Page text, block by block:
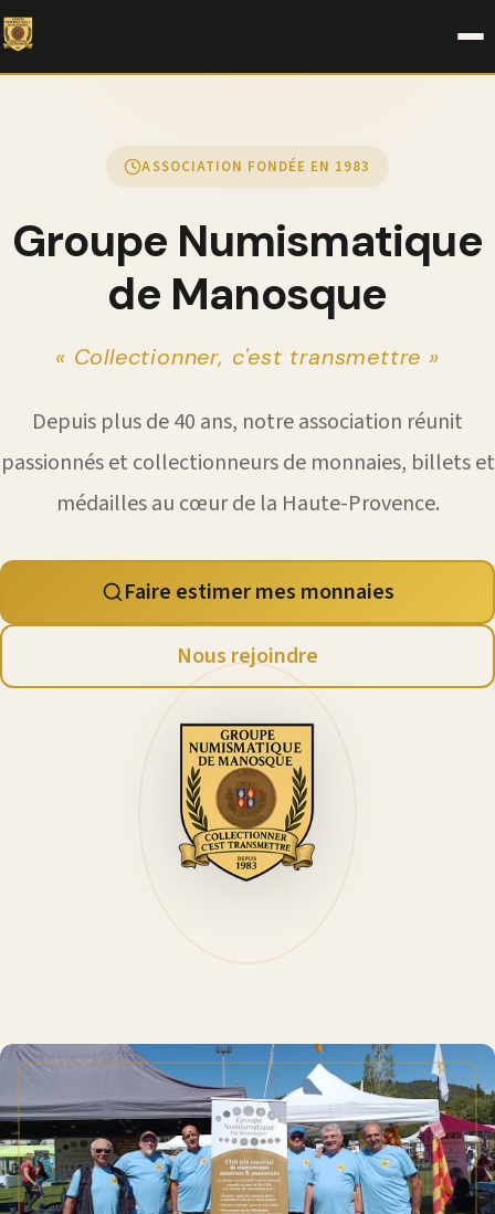
ASSOCIATION FONDÉE EN 1983
Groupe Numismatique
de Manosque
« Collectionner, c'est transmettre »
Depuis plus de 40 ans, notre association réunit
passionnés et collectionneurs de monnaies, billets et
médailles au cœur de la Haute-Provence.
Faire estimer mes monnaies
Nous rejoindre